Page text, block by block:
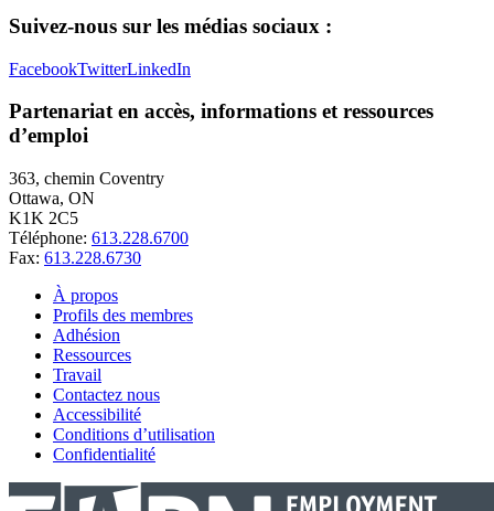
Suivez-nous sur les médias sociaux :
FacebookTwitterLinkedIn
Partenariat en accès, informations et ressources
d’emploi
363, chemin Coventry
Ottawa, ON
K1K 2C5
Téléphone: 613.228.6700
Fax: 613.228.6730
À propos
Profils des membres
Adhésion
Ressources
Travail
Contactez nous
Accessibilité
Conditions d’utilisation
Confidentialité